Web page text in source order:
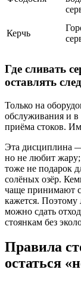
Керчь
Где сливать
оставлять
Только на
обслуживания и в
приёма стоков.
Эта дисциплина —
но не любит жару;
тоже не подарок
солёных озёр.
чаще принимают
кажется. Поэтому
можно сдать
стоянкам без
Правила
остаться